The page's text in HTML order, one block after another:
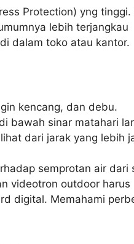
Protection) yng
lebih terjangkau
dalam toko atau kantor.
kencang, dan debu.
bawah sinar matahari
dari jarak yang lebih
semprotan air dari
videotron outdoor harus
digital. Memahami